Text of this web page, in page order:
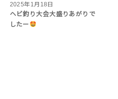
2025年1月18日
ヘビ釣り大会大盛りあがりで
したー